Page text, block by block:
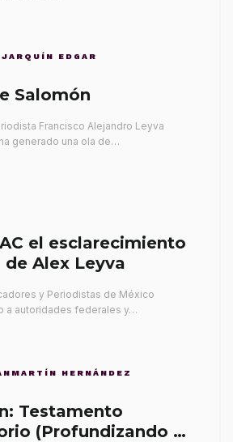
EDGAR
Salomón
Francisco Alejandro Leyva
generado una ola de…
el esclarecimiento
Alex Leyva
y Periodistas de México
a autoridades federales y…
HERNÁNDEZ
Testamento
(Profundizando su